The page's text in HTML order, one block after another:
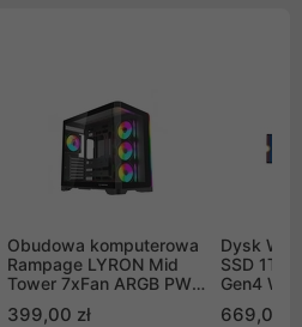
Obudowa komputerowa
Rampage LYRON Mid
Tower 7xFan ARGB PWM
399,00 zł
Dysk WD
SSD 1TB
Gen4
669,00